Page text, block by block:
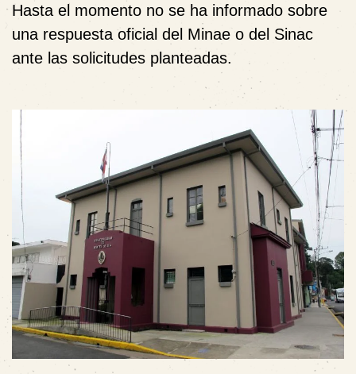
Hasta el momento no se ha informado sobre
una respuesta oficial del Minae o del Sinac
ante las solicitudes planteadas.